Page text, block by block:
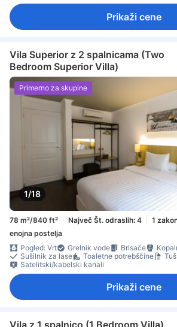
Prikaži cene
Vila Superior z 2 spalnicama (Two
Bedroom Superior Villa)
1/18
Primerno za skupine
78 m²/840 ft² Največ Št. odraslih: 4
1
enojna postelja
Pogled: Vrt
Grelnik vode Brisače
Sušilnik za lase
Toaletne potrebščine Tuš
Satelitski/kabelski kanali
Prikaži cene
Vila z 1 spalnico (1 Bedroom Villa)